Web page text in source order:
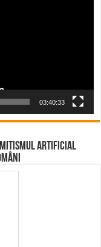
03:40:33
Artificial